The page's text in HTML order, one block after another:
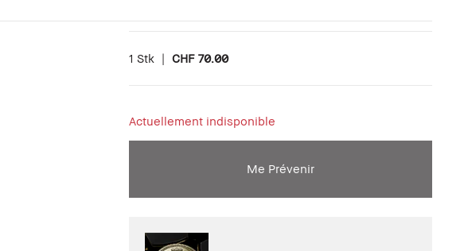
1 Stk | CHF 70.00
Actuellement indisponible
Me Prévenir